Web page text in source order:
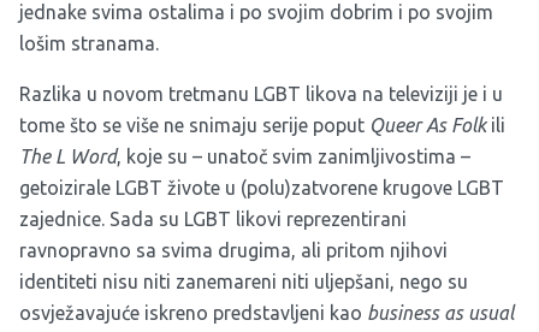
jednake svima ostalima i po svojim dobrim i po svojim
lošim stranama.
Razlika u novom tretmanu LGBT likova na televiziji je i u
tome što se više ne snimaju serije poput Queer As Folkili
The L Word, koje su – unatoč svim zanimljivostima –
getoizirale LGBT živote u (polu)zatvorene krugove LGBT
zajednice. Sada su LGBT likovi reprezentirani
ravnopravno sa svima drugima, ali pritom njihovi
identiteti nisu niti zanemareni niti uljepšani, nego su
osvježavajuće iskreno predstavljeni kao business as usual